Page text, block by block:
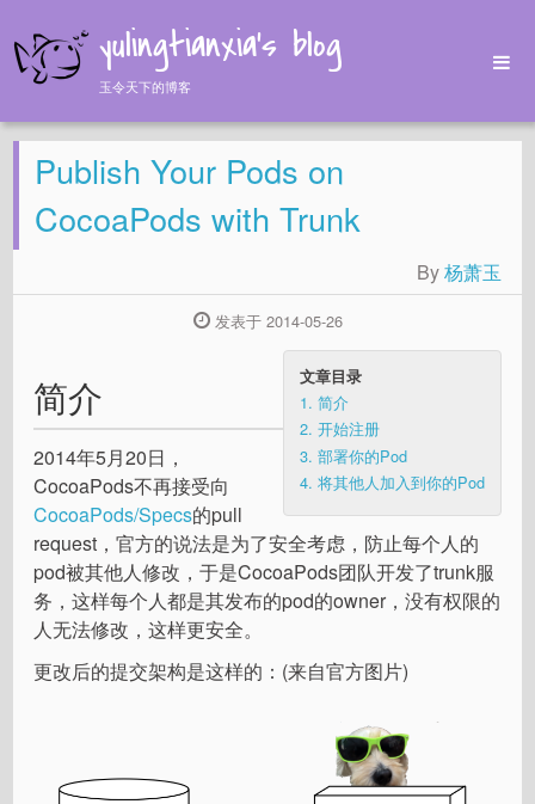
yulingtianxia's blog
玉令天下的博客
Home
Archives
Tags
Publish Your Pods on
CocoaPods with Trunk
By杨萧玉
发表于 2014-05-26
文章目录
1. 简介
2. 开始注册
3. 部署你的Pod
4. 将其他人加入到你的Pod
简介
2014年5月20日，
CocoaPods不再接受向
CocoaPods/Specs的pull
request，官方的说法是为了安全考虑，防止每个人的
pod被其他人修改，于是CocoaPods团队开发了trunk服
务，这样每个人都是其发布的pod的owner，没有权限的
人无法修改，这样更安全。
更改后的提交架构是这样的：(来自官方图片)